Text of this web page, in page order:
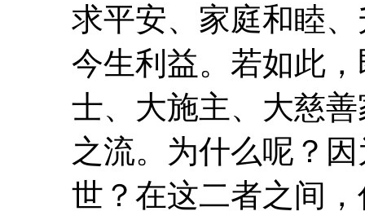
求平安、家庭和睦
今生利益。若如此
士、大施主、大慈
之流。为什么呢？
世？在这二者之间